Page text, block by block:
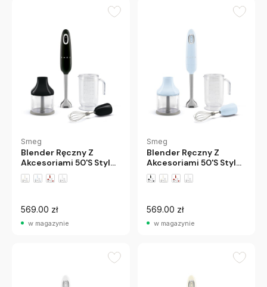
Smeg
Blender Ręczny Z
Akcesoriami 50'S Style
Czarny Smeg
569.00 zł
w magazynie
Smeg
Blender Ręczny Z
Akcesoriami 50'S Style
Pastelowy Błękit Smeg
569.00 zł
w magazynie